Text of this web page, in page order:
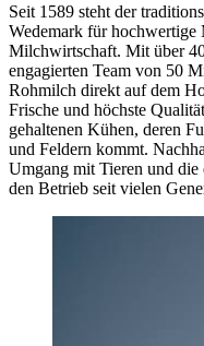
Seit 1589 steht der
Wedemark für
Milchwirtschaft. Mit über
engagierten Team von 50
Rohmilch direkt auf dem
Frische und höchste
gehaltenen Kühen, deren
und Feldern kommt.
Umgang mit Tieren und die
den Betrieb seit vielen